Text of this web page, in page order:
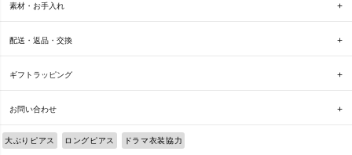
素材・お手入れ
配送・返品・交換
ギフトラッピング
お問い合わせ
大ぶりピアス ロングピアス ドラマ衣装協力